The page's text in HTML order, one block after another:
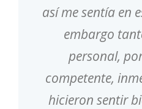
así me sentía en
embargo
personal,
competente,
hicieron sentir